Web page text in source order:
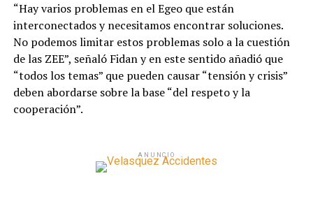
“Hay varios problemas en el Egeo que están
interconectados y necesitamos encontrar soluciones.
No podemos limitar estos problemas solo a la cuestión
de las ZEE”, señaló Fidan y en este sentido añadió que
“todos los temas” que pueden causar “tensión y crisis”
deben abordarse sobre la base “del respeto y la
cooperación”.
ANUNCIO